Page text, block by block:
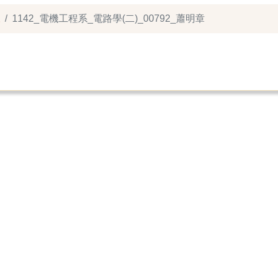
1142_電機工程系_電路學(二)_00792_蕭明章